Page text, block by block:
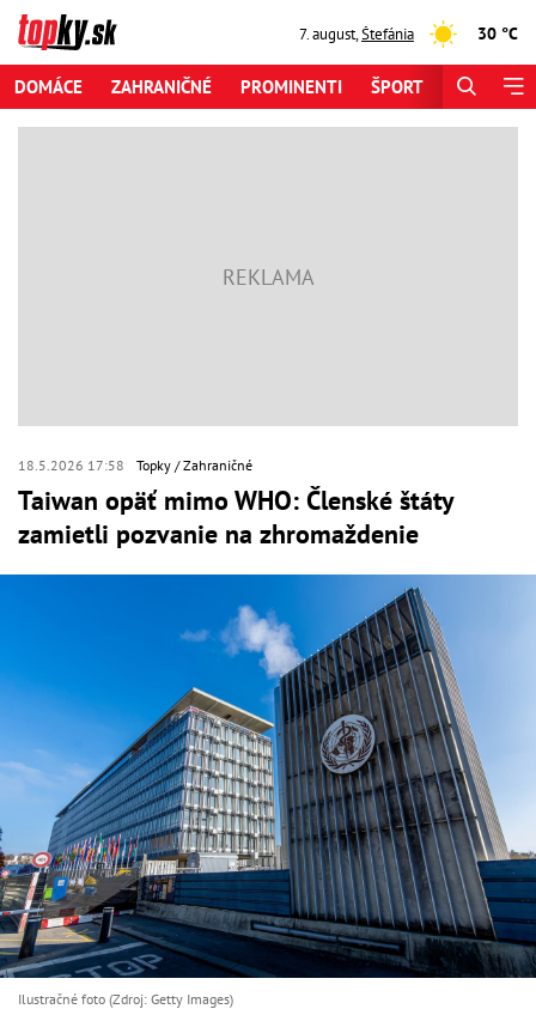
7. august,Štefánia 30 °C
DOMÁCE ZAHRANIČNÉ PROMINENTI ŠPORT
18.5.2026 17:58 Topky Zahraničné
Taiwan opäť mimo WHO: Členské štáty
zamietli pozvanie na zhromaždenie
Ilustračné foto (Zdroj: Getty Images)